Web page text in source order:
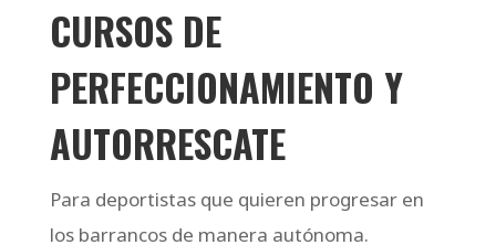
CURSOS DE
PERFECCIONAMIENTO Y
AUTORRESCATE
Para deportistas que quieren progresar en
los barrancos de manera autónoma.